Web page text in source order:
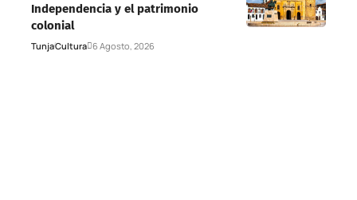
Independencia y el patrimonio
colonial
TunjaCultura 6 Agosto, 2026